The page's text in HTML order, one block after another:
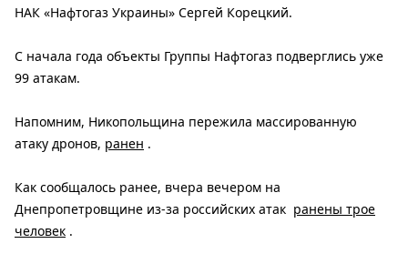
НАК «Нафтогаз Украины» Сергей Корецкий.
С начала года объекты Группы Нафтогаз подверглись уже
99 атакам.
Напомним, Никопольщина пережила массированную
атаку дронов, ранен .
Как сообщалось ранее, вчера вечером на
Днепропетровщине из-за российских атак ранены трое
человек .